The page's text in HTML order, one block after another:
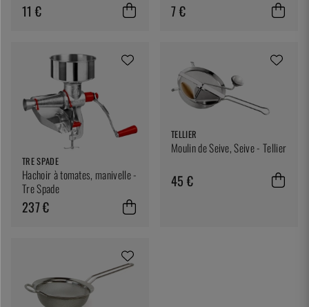
11 € 7 €
TRE SPADE
Hachoir à tomates, manivelle -
Tre Spade
237 €
TELLIER
Moulin de Seive, Seive - Tellier
45 €